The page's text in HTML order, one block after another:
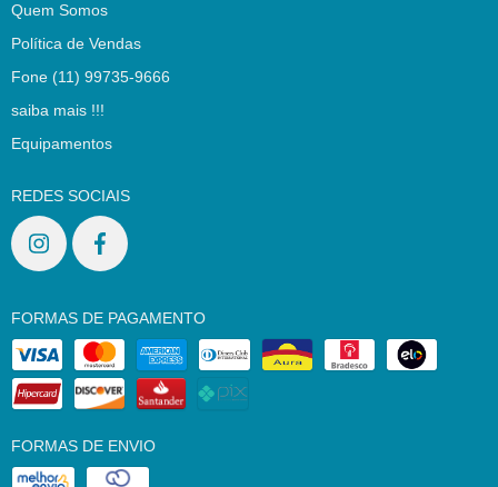
Quem Somos
Política de Vendas
Fone (11) 99735-9666
saiba mais !!!
Equipamentos
REDES SOCIAIS
FORMAS DE PAGAMENTO
FORMAS DE ENVIO